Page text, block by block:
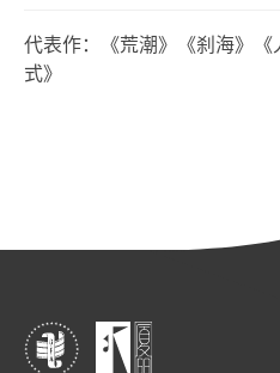
代表作：《荒潮》《刹海》
式》